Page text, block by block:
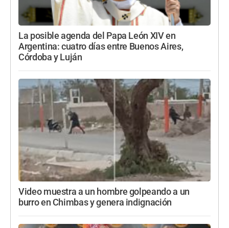
La posible agenda del Papa León XIV en
Argentina: cuatro días entre Buenos Aires,
Córdoba y Luján
Video muestra a un hombre golpeando a un
burro en Chimbas y genera indignación